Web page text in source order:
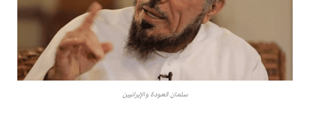
سلمان العودة والإيرانيين